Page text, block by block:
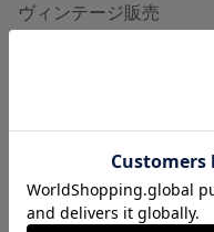
ヴィンテージ販売
販売支援企画・イベント
読みもの